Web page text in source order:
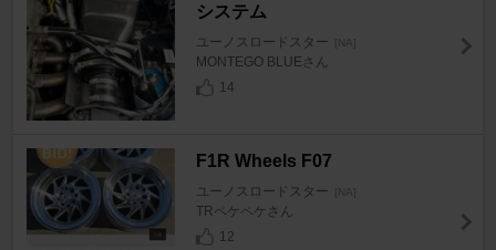
システム
ユーノスロードスター [NA]
MONTEGO BLUEさん
14
F1R Wheels F07
ユーノスロードスター [NA]
TRペケペケさん
12